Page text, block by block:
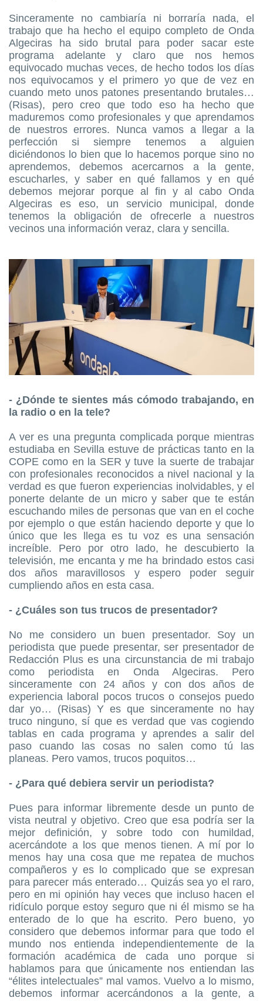
Sinceramente no cambiaría ni borraría nada, el
trabajo que ha hecho el equipo completo de Onda
Algeciras ha sido brutal para poder sacar este
programa adelante y claro que nos hemos
equivocado muchas veces, de hecho todos los días
nos equivocamos y el primero yo que de vez en
cuando meto unos patones presentando brutales…
(Risas), pero creo que todo eso ha hecho que
maduremos como profesionales y que aprendamos
de nuestros errores. Nunca vamos a llegar a la
perfección si siempre tenemos a alguien
diciéndonos lo bien que lo hacemos porque sino no
aprendemos, debemos acercarnos a la gente,
escucharles, y saber en qué fallamos y en qué
debemos mejorar porque al fin y al cabo Onda
Algeciras es eso, un servicio municipal, donde
tenemos la obligación de ofrecerle a nuestros
vecinos una información veraz, clara y sencilla.
- ¿Dónde te sientes más cómodo trabajando, en
la radio o en la tele?
A ver es una pregunta complicada porque mientras
estudiaba en Sevilla estuve de prácticas tanto en la
COPE como en la SER y tuve la suerte de trabajar
con profesionales reconocidos a nivel nacional y la
verdad es que fueron experiencias inolvidables, y el
ponerte delante de un micro y saber que te están
escuchando miles de personas que van en el coche
por ejemplo o que están haciendo deporte y que lo
único que les llega es tu voz es una sensación
increíble. Pero por otro lado, he descubierto la
televisión, me encanta y me ha brindado estos casi
dos años maravillosos y espero poder seguir
cumpliendo años en esta casa.
- ¿Cuáles son tus trucos de presentador?
No me considero un buen presentador. Soy un
periodista que puede presentar, ser presentador de
Redacción Plus es una circunstancia de mi trabajo
como periodista en Onda Algeciras. Pero
sinceramente con 24 años y con dos años de
experiencia laboral pocos trucos o consejos puedo
dar yo… (Risas) Y es que sinceramente no hay
truco ninguno, sí que es verdad que vas cogiendo
tablas en cada programa y aprendes a salir del
paso cuando las cosas no salen como tú las
planeas. Pero vamos, trucos poquitos…
- ¿Para qué debiera servir un periodista?
Pues para informar libremente desde un punto de
vista neutral y objetivo. Creo que esa podría ser la
mejor definición, y sobre todo con humildad,
acercándote a los que menos tienen. A mí por lo
menos hay una cosa que me repatea de muchos
compañeros y es lo complicado que se expresan
para parecer más enterado… Quizás sea yo el raro,
pero en mi opinión hay veces que incluso hacen el
ridículo porque estoy seguro que ni él mismo se ha
enterado de lo que ha escrito. Pero bueno, yo
considero que debemos informar para que todo el
mundo nos entienda independientemente de la
formación académica de cada uno porque si
hablamos para que únicamente nos entiendan las
“élites intelectuales” mal vamos. Vuelvo a lo mismo,
debemos informar acercándonos a la gente, a